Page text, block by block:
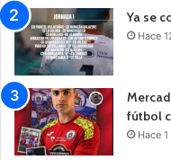
Ya se
Hace
fútbol
Hace